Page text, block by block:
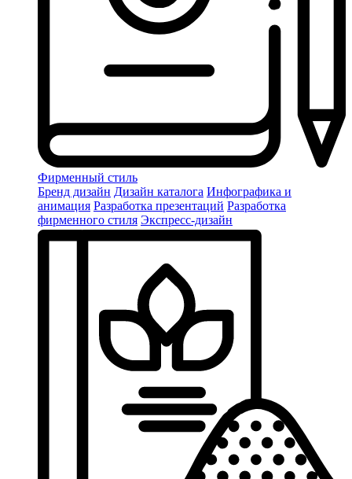
Фирменный стиль
Бренд дизайн Дизайн каталога Инфографика и
анимация Разработка презентаций Разработка
фирменного стиля Экспресс-дизайн